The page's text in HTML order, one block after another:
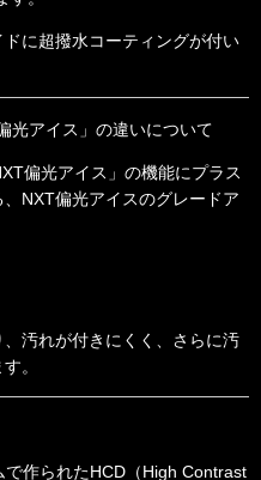
に超撥水コーティングが付い
光アイス」の違いについて
偏光アイス」の機能にプラス
NXT偏光アイスのグレードア
汚れが付きにくく、さらに汚
。
作られたHCD（High Contrast